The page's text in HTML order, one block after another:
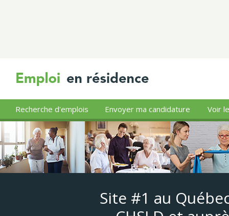
Recherche d'emplois Envoyer ma candidature Voir
Site #1 au